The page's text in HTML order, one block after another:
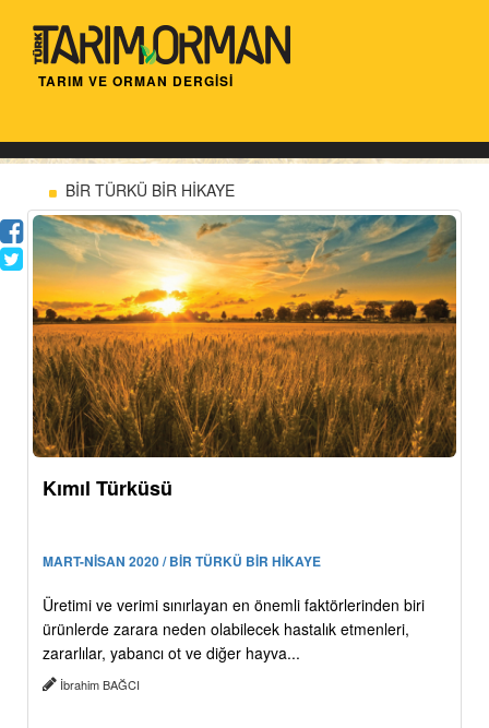
TARIM VE ORMAN DERGİSİ
BİR TÜRKÜ BİR HİKAYE
Kımıl Türküsü
MART-NİSAN 2020 / BİR TÜRKÜ BİR HİKAYE
Üretimi ve verimi sınırlayan en önemli faktörlerinden biri
ürünlerde zarara neden olabilecek hastalık etmenleri,
zararlılar, yabancı ot ve diğer hayva...
İbrahim BAĞCI